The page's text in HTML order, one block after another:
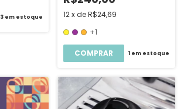
3em estoque 12 xdeR$24,69
+1
COMPRAR 1 em estoque